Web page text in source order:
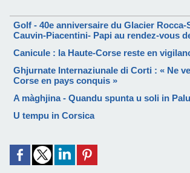
Golf - 40e anniversaire du Glacier Rocca-
Cauvin-Piacentini- Papi au rendez-vous
Canicule : la Haute-Corse reste en
Ghjurnate Internaziunale di Corti : « Ne
Corse en pays conquis »
A màghjina - Quandu spunta u soli in
U tempu in Corsica